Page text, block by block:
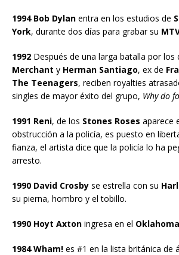
1994 Bob Dylan entra en los estudios de
York, durante dos días para grabar su
1992 Después de una larga batalla por los
Merchant y Herman Santiago, ex de
The Teenagers, reciben royalties
singles de mayor éxito del grupo, Why do
1991 Reni, de los Stones Roses aparece
obstrucción a la policía, es puesto en
fianza, el artista dice que la policía lo ha
arresto.
1990 David Crosby se estrella con su
su pierna, hombro y el tobillo.
1990 Hoyt Axton ingresa en el
1984 Wham! es #1 en la lista británica de